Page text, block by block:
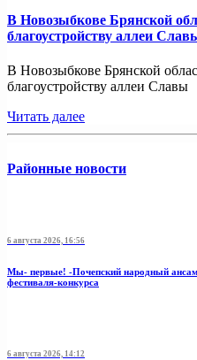
В Новозыбкове Брянской
благоустройству аллеи
В Новозыбкове Брянской
благоустройству аллеи
Читать далее
Районные новости
6 августа 2026, 16:56
Мы- первые! -Почепский народный
фестиваля-конкурса
6 августа 2026, 14:12